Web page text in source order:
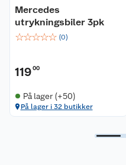
Mercedes
utrykningsbiler 3pk
☆☆☆☆☆ (0)
11900
På lager (+50)
På lager i 32 butikker